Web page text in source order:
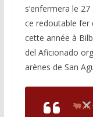
s’enfermera le
ce redoutable fer
cette année à
del Aficionado
arènes de San